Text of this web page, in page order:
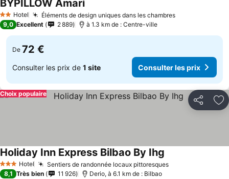
2 Étoiles
Hotel Éléments de design uniques dans les chambresConsulter les
BYPILLOW AmariConsulter les prix
9,0 Excellent 2 889 à 1.3 km de : Centre-ville
De 72 €
Consulter les prix de 1 site Consulter les prix
Partager
Choix populaire
3 ÉtoilesHotel Sentiers de randonnée locaux pittoresquesConsulter les
Holiday Inn Express Bilbao By Ihg
8,1 Très bien 11 926 Derio, à 6.1 km de : Bilbao